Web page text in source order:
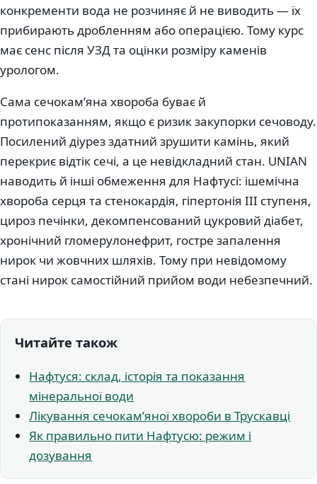
конкременти вода не розчиняє й не виводить — їх
прибирають дробленням або операцією. Тому курс
має сенс після УЗД та оцінки розміру каменів
урологом.
Сама сечокам’яна хвороба буває й
протипоказанням, якщо є ризик закупорки сечоводу.
Посилений діурез здатний зрушити камінь, який
перекриє відтік сечі, а це невідкладний стан. UNIAN
наводить й інші обмеження для Нафтусі: ішемічна
хвороба серця та стенокардія, гіпертонія III ступеня,
цироз печінки, декомпенсований цукровий діабет,
хронічний гломерулонефрит, гостре запалення
нирок чи жовчних шляхів. Тому при невідомому
стані нирок самостійний прийом води небезпечний.
Читайте також
Нафтуся: склад, історія та показання
мінеральної води
Лікування сечокамʼяної хвороби в Трускавці
Як правильно пити Нафтусю: режим і
дозування